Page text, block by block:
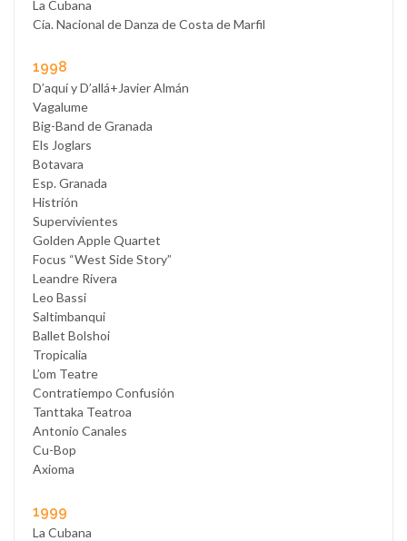
La Cubana
Cía. Nacional de Danza de Costa de Marfil
1998
D’aquí y D’allá+Javier Almán
Vagalume
Big-Band de Granada
Els Joglars
Botavara
Esp. Granada
Histrión
Supervivientes
Golden Apple Quartet
Focus “West Side Story”
Leandre Rivera
Leo Bassi
Saltimbanqui
Ballet Bolshoi
Tropicalia
L’om Teatre
Contratiempo Confusión
Tanttaka Teatroa
Antonio Canales
Cu-Bop
Axioma
1999
La Cubana